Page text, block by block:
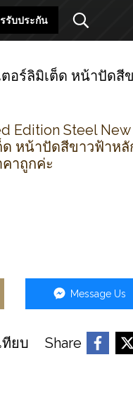
รับประกัน
เตอร์ลิมิเต็ด หน้าปัด
Edition Steel New
หน้าปัดสีขาวฟ้าห
าถูกค่ะ
Message Us
ทียบ Share